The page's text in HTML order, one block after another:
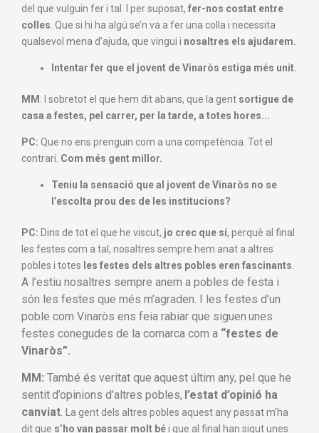
del que vulguin fer i tal. I per suposat, fer-nos costat entre
colles Que si hi ha algú se’n va a fer una colla i necessita
qualsevol mena d’ajuda, que vingui i nosaltres els ajudarem.
Intentar fer que el jovent de Vinaròs estiga més unit.
MM: I sobretot el que hem dit abans, que la gent sortigue de
casa a festes, pel carrer, per la tarde, a totes hores...
PC: Que no ens prenguin com a una competència. Tot el
contrari. Com més gent millor.
Teniu la sensació que al jovent de Vinaròs no se
l’escolta prou des de les institucions?
PC: Dins de tot el que he viscut, jo crec que sí, perquè al final
les festes com a tal, nosaltres sempre hem anat a altres
pobles i totes les festes dels altres pobles eren fascinants
A l’estiu nosaltres sempre anem a pobles de festa i
són les festes que més m’agraden. I les festes d’un
poble com Vinaròs ens feia rabiar que siguen unes
festes conegudes de la comarca com a “festes de
Vinaròs”.
MM: També és veritat que aquest últim any, pel que he
sentitd’opinions d’altres pobles, l’estat d’opinió ha
canviat La gent dels altres pobles aquest anypassat m’ha
dit que s’ho van passar molt béi que al final han sigut unes